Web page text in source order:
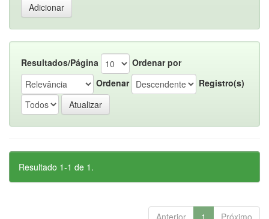
Resultados/Página
Ordenar por
Ordenar
Registro(s)
Resultado 1-1 de 1.
Anterior 1 Próximo